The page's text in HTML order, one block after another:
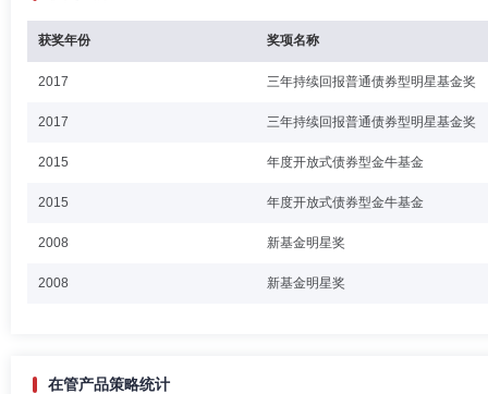
获奖年份 奖项名称
2017 三年持续回报普通债券型明星基金奖
2017 三年持续回报普通债券型明星基金奖
2015 年度开放式债券型金牛基金
2015 年度开放式债券型金牛基金
2008 新基金明星奖
2008 新基金明星奖
在管产品策略统计